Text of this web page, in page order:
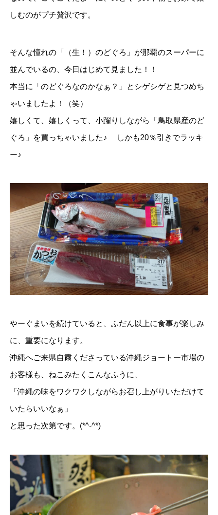
しむのがプチ贅沢です。
そんな憧れの「（生！）のどぐろ」が那覇のスーパーに
並んでいるの、今日はじめて見ました！！
本当に「のどぐろなのかなぁ？」とシゲシゲと見つめち
ゃいましたよ！（笑）
嬉しくて、嬉しくって、小躍りしながら「鳥取県産のど
ぐろ」を買っちゃいました♪ しかも20％引きでラッキ
ー♪
やーぐまいを続けていると、ふだん以上に食事が楽しみ
に、重要になります。
沖縄へご来県自粛くださっている沖縄ジョートー市場の
お客様も、ねこみたくこんなふうに、
「沖縄の味をワクワクしながらお召し上がりいただけて
いたらいいなぁ」
と思った次第です。(*^-^*)